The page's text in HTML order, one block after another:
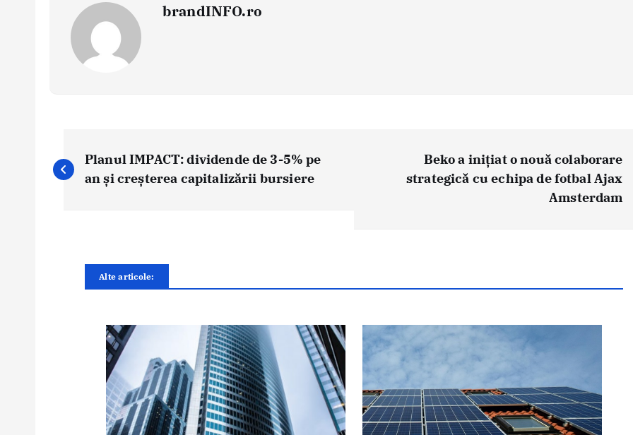
brandINFO.ro
a
v
Planul IMPACT: dividende de 3-5% pe
an și creșterea capitalizării bursiere
Beko a inițiat o nouă colaborare
strategică cu echipa de fotbal Ajax
Amsterdam
Alte articole: